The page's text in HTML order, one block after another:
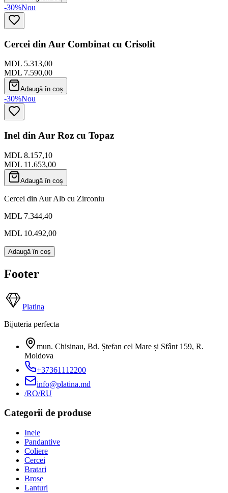
-30%Nou
Cercei din Aur Combinat cu Crisolit
MDL 5.313,00
MDL 7.590,00
Adaugă în coș
-30%Nou
Inel din Aur Roz cu Topaz
MDL 8.157,10
MDL 11.653,00
Adaugă în coș
Cercei din Aur Alb cu Zirconiu
MDL 7.344,40
MDL 10.492,00
Adaugă în coș
Footer
Platina
Bijuteria perfecta
mun. Chisinau, Bd. Ștefan cel Mare și Sfânt 159, R.
Moldova
+37361112200
info@platina.md
/RO/RU
Categorii de produse
Inele
Pandantive
Coliere
Cercei
Bratari
Brose
Lanturi